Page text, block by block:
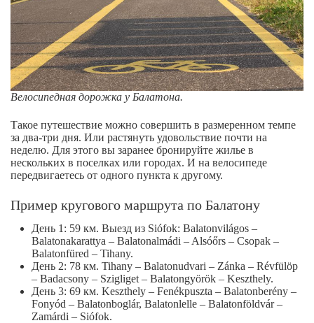
Велосипедная дорожка у Балатона.
Такое путешествие можно совершить в размеренном темпе
за два-три дня. Или растянуть удовольствие почти на
неделю. Для этого вы заранее бронируйте жилье в
нескольких в поселках или городах. И на велосипеде
передвигаетесь от одного пункта к другому.
Пример кругового маршрута по Балатону
День 1: 59 км. Выезд из Siófok: Balatonvilágos –
Balatonakarattya – Balatonalmádi – Alsóőrs – Csopak –
Balatonfüred – Tihany.
День 2: 78 км. Tihany – Balatonudvari – Zánka – Révfülöp
– Badacsony – Szigliget – Balatongyörök – Keszthely.
День 3: 69 км. Keszthely – Fenékpuszta – Balatonberény –
Fonyód – Balatonboglár, Balatonlelle – Balatonföldvár –
Zamárdi – Siófok.